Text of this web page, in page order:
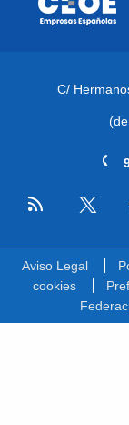
C/
RSS
Aviso Legal
cookies